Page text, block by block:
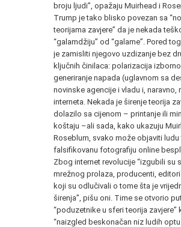
broju ljudi”, opažaju Muirhead i
Trump je tako blisko povezan sa
teorijama zavjere” da je nekada
“galamdžiju” od “galame”. Pored
je zamisliti njegovo uzdizanje bez
ključnih činilaca: polarizacija
generiranje napada (uglavnom sa
novinske agencije i vladu i, naravno,
interneta. Nekada je širenje teorija
dolazilo sa cijenom – printanje ili
koštaju –ali sada, kako ukazuju
Roseblum, svako može objaviti ludu
falsifikovanu fotografiju online
Zbog internet revolucije “izgubili su
mrežnog prolaza, producenti,
koji su odlučivali o tome šta je
širenja”, pišu oni. Time se otvorio
“poduzetnike u sferi teorija zavjere”
“naizgled beskonačan niz ludih